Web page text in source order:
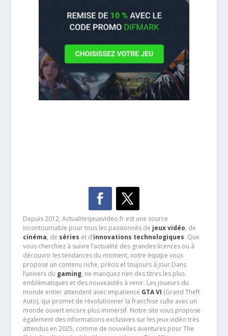
Depuis 2012, Actualitesjeuxvideo.fr est une source
incontournable pour tous les passionnés de jeux vidéo, de
cinéma,de séries et d’innovations technologiques. Que
vous cherchiez à suivre l’actualité des grandes licences ou à
découvrir les tendances du moment, notre équipe vous
propose un contenu riche, précis et toujours à jour.Dans
l’univers du gaming, ne manquez rien des titres les plus
emblématiques et des nouveautés à venir. Les joueurs du
monde entier attendent avec impatience GTA VI (Grand Theft
Auto), qui promet de révolutionner la franchise culte avec un
monde ouvert encore plus immersif. Notre site vous propose
également des informations exclusives sur les jeux vidéo très
attendus en 2025, comme de nouvelles aventures pour The